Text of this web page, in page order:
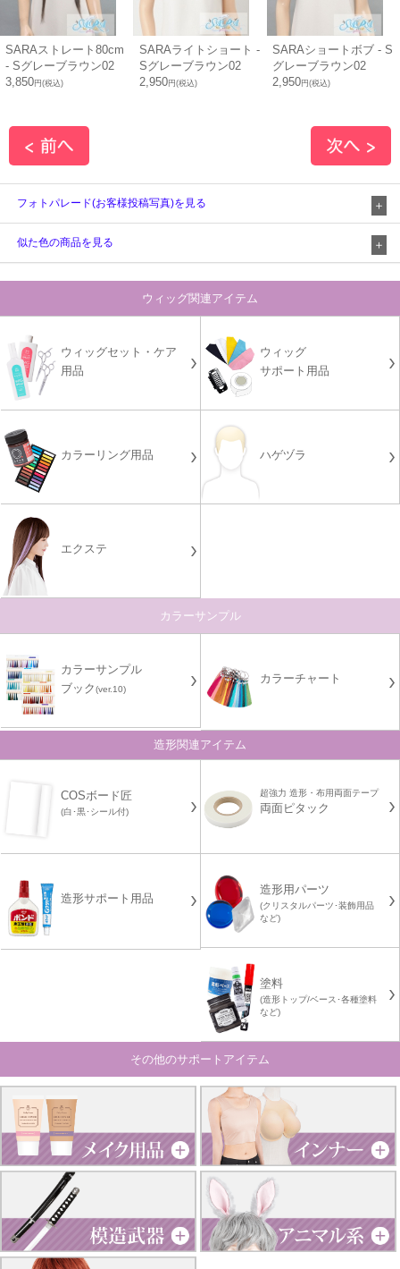
SARAストレート80cm
- Sグレーブラウン02
3,850円(税込)
SARAライトショート -
Sグレーブラウン02
2,950円(税込)
SARAショートボブ - S
グレーブラウン02
2,950円(税込)
フォトパレード(お客様投稿写真)を見る
似た色の商品を見る
ウィッグ関連アイテム
ウィッグセット・ケア
用品
ウィッグ
サポート用品
カラーリング用品 ハゲヅラ
エクステ
カラーサンプル
カラーサンプル
ブック(ver.10)
カラーチャート
造形関連アイテム
COSボード匠
(白･黒･シール付)
超強力 造形・布用両面テープ
両面ピタック
造形サポート用品
造形用パーツ
(クリスタルパーツ･装飾用品
など)
塗料
(造形トップ/ベース･各種塗料
など)
その他のサポートアイテム